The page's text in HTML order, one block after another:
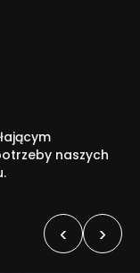
naszych
‹ ›